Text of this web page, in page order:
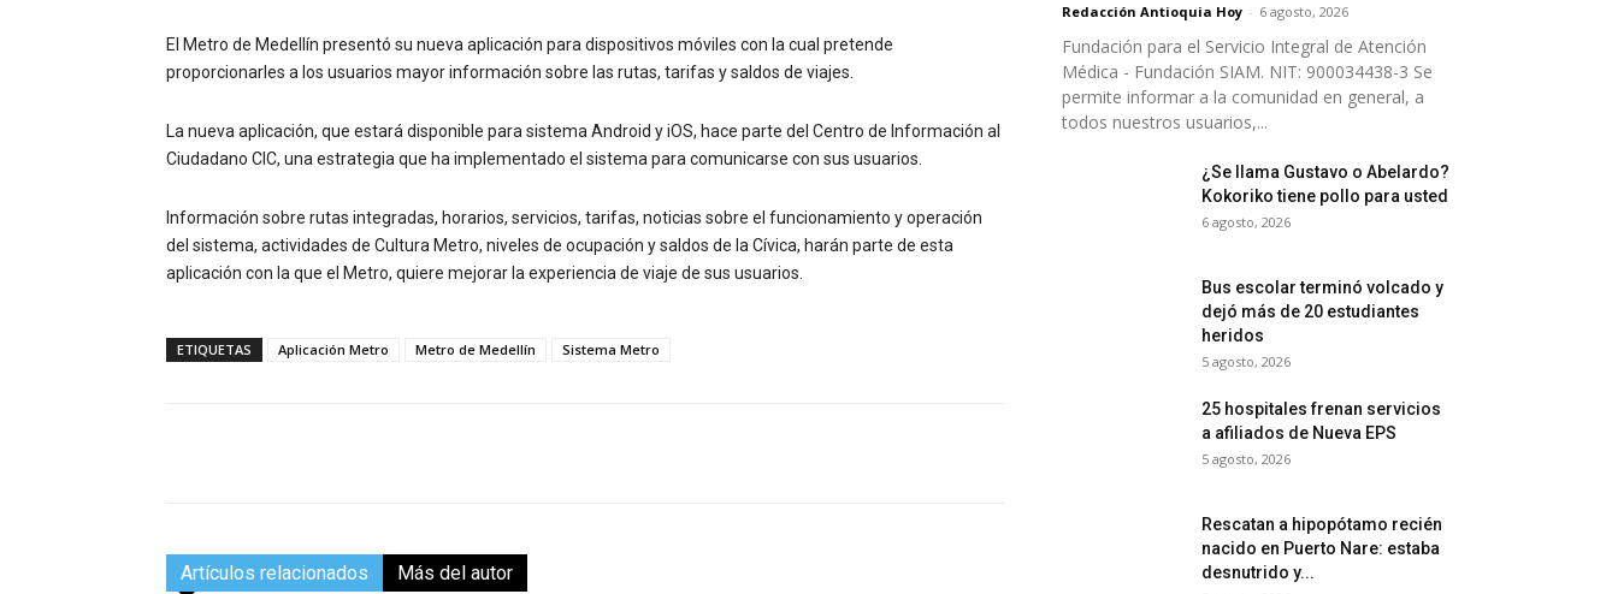
El Metro de Medellín presentó su nueva aplicación para dispositivos móviles con la cual pretende
proporcionarles a los usuarios mayor información sobre las rutas, tarifas y saldos de viajes.
La nueva aplicación, que estará disponible para sistema Android y iOS, hace parte del Centro de Información al
Ciudadano CIC, una estrategia que ha implementado el sistema para comunicarse con sus usuarios.
Información sobre rutas integradas, horarios, servicios, tarifas, noticias sobre el funcionamiento y operación
del sistema, actividades de Cultura Metro, niveles de ocupación y saldos de la Cívica, harán parte de esta
aplicación con la que el Metro, quiere mejorar la experiencia de viaje de sus usuarios.
ETIQUETAS Aplicación Metro Metro de Medellín Sistema Metro
Artículos relacionados Más del autor
Redacción Antioquia Hoy - 6 agosto, 2026
Fundación para el Servicio Integral de Atención
Médica - Fundación SIAM. NIT: 900034438-3 Se
permite informar a la comunidad en general, a
todos nuestros usuarios,...
¿Se llama Gustavo o Abelardo?
Kokoriko tiene pollo para usted
6 agosto, 2026
Bus escolar terminó volcado y
dejó más de 20 estudiantes
heridos
5 agosto, 2026
25 hospitales frenan servicios
a afiliados de Nueva EPS
5 agosto, 2026
Rescatan a hipopótamo recién
nacido en Puerto Nare: estaba
desnutrido y...